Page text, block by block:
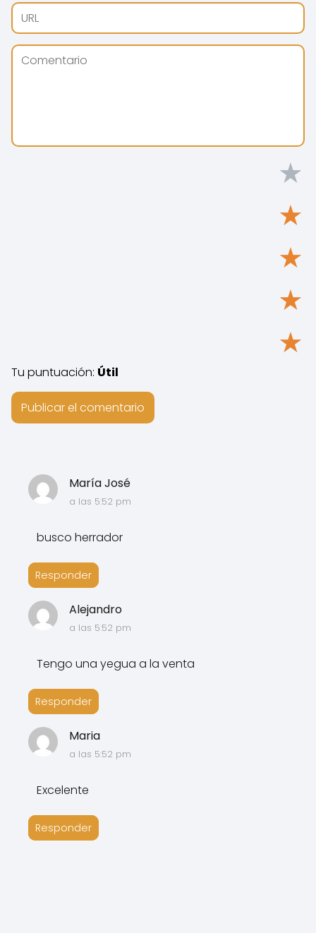
María José
a las 5:52 pm
busco herrador
Responder
Alejandro
a las 5:52 pm
Tengo una yegua a la venta
Responder
Maria
a las 5:52 pm
Excelente
Responder
★
★
★
★
★
Tu puntuación: Útil